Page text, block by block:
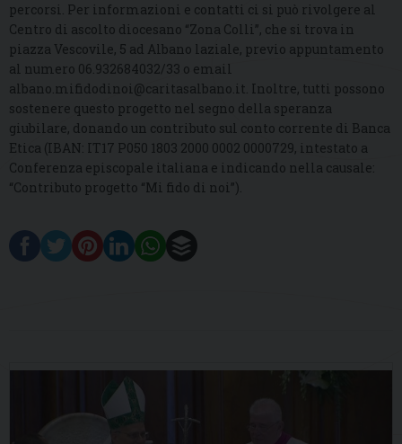
percorsi. Per informazioni e contatti ci si può rivolgere al
Centro di ascolto diocesano “Zona Colli”, che si trova in
piazza Vescovile, 5 ad Albano laziale, previo appuntamento
al numero 06.932684032/33 o email
albano.mifidodinoi@caritasalbano.it. Inoltre, tutti possono
sostenere questo progetto nel segno della speranza
giubilare, donando un contributo sul conto corrente di Banca
Etica (IBAN: IT17 P050 1803 2000 0002 0000729, intestato a
Conferenza episcopale italiana e indicando nella causale:
“Contributo progetto “Mi fido di noi”).